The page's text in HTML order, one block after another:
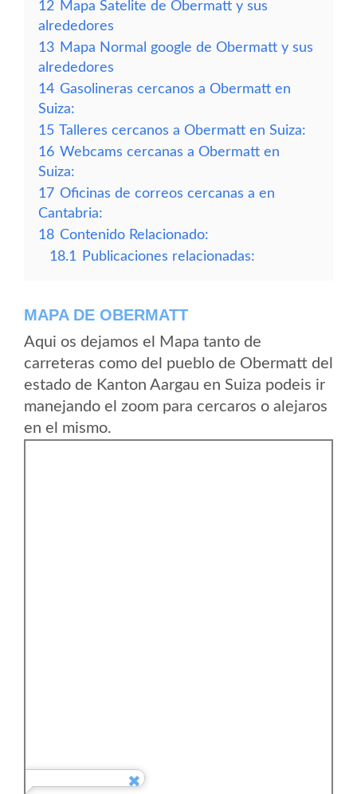
12 Mapa Satelite de Obermatt y sus
alrededores
13 Mapa Normal google de Obermatt y sus
alrededores
14 Gasolineras cercanos a Obermatt en
Suiza:
15 Talleres cercanos a Obermatt en Suiza:
16 Webcams cercanas a Obermatt en
Suiza:
17 Oficinas de correos cercanas a en
Cantabria:
18 Contenido Relacionado:
18.1
Publicaciones relacionadas:
MAPA DE OBERMATT
Aqui os dejamos el Mapa tanto de
carreteras como del pueblo de Obermatt del
estado de Kanton Aargau en Suiza podeis ir
manejando el zoom para cercaros o alejaros
en el mismo.